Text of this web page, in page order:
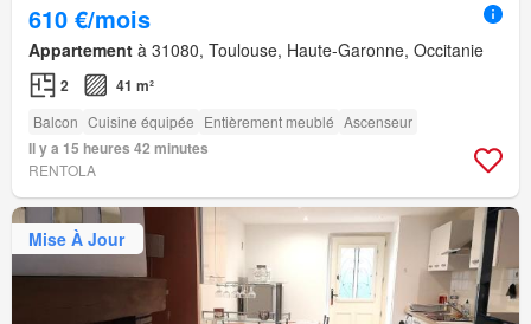
610 €/mois
Appartement à 31080, Toulouse, Haute-Garonne, Occitanie
2 41 m²
Balcon Cuisine équipée Entièrement meublé Ascenseur
Il y a 15 heures 42 minutes
RENTOLA
Mise À Jour